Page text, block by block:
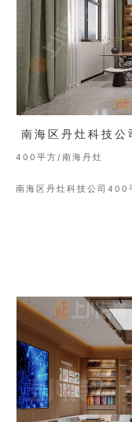
南海区丹灶科技
400平方/南海丹灶
南海区丹灶科技公司400